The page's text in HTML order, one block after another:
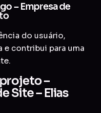
– Empresa de
do usuário,
e contribui para uma
–
Site – Elias